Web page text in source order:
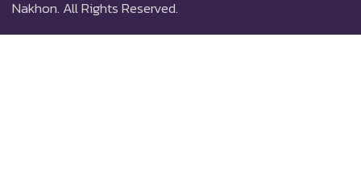
Nakhon. All Rights Reserved.